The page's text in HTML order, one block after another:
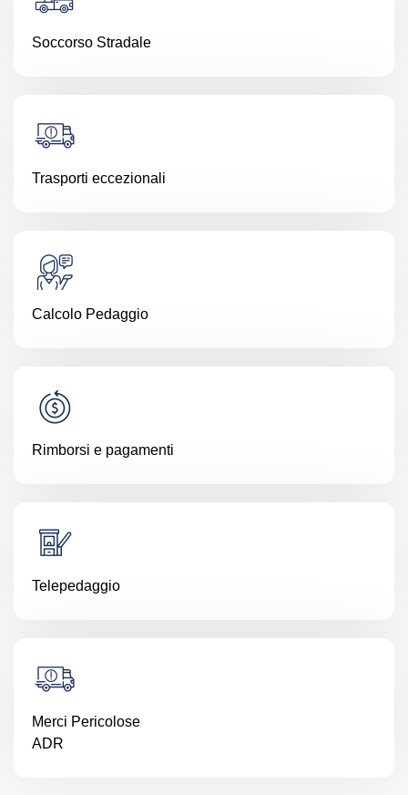
Soccorso Stradale
Trasporti eccezionali
Calcolo Pedaggio
Rimborsi e pagamenti
Telepedaggio
Merci Pericolose
ADR